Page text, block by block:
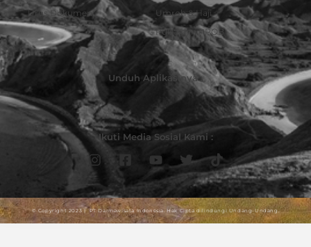
Urus Dokumen
Umroh & Haji
Pulsa dan PPOB
Unduh Aplikasinya :
Ikuti Media Sosial Kami :
© Copyright 2023 | PT Darmawisata Indonesia. Hak Cipta dilindungi Undang-Undang.